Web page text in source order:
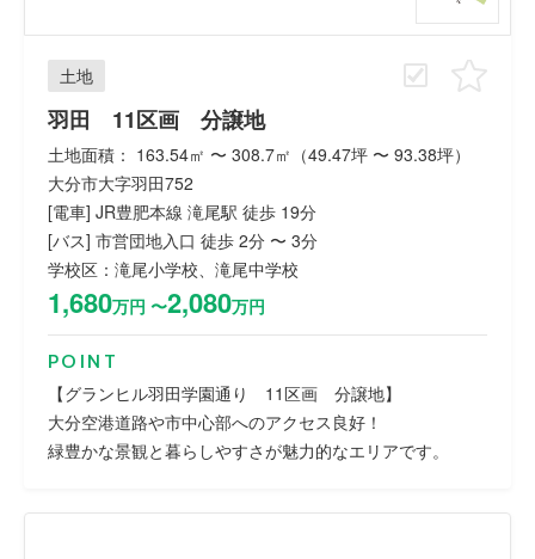
土地
羽田 11区画 分譲地
土地面積： 163.54㎡ 〜 308.7㎡（49.47坪 〜 93.38坪）
大分市大字羽田752
[電車] JR豊肥本線 滝尾駅 徒歩 19分
[バス] 市営団地入口 徒歩 2分 〜 3分
学校区：滝尾小学校、滝尾中学校
1,680万円 〜2,080万円
POINT
【グランヒル羽田学園通り 11区画 分譲地】
大分空港道路や市中心部へのアクセス良好！
緑豊かな景観と暮らしやすさが魅力的なエリアです。